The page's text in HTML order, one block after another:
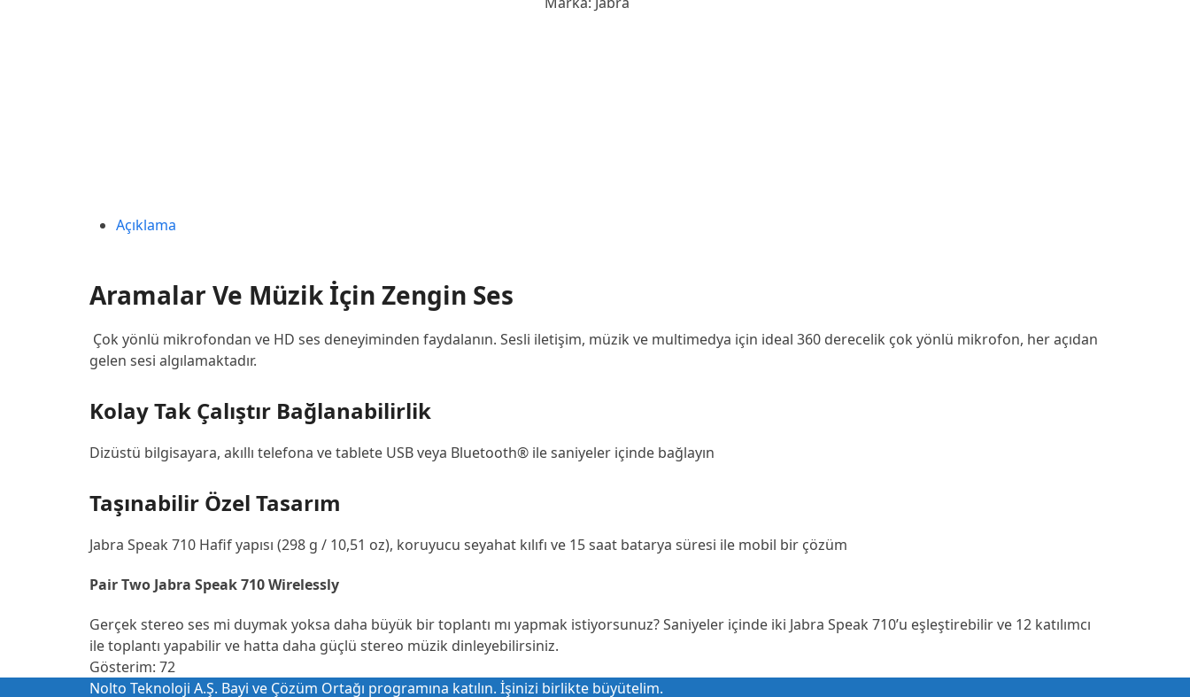
Açıklama
Aramalar Ve Müzik İçin Zengin Ses
Çok yönlü mikrofondan ve HD ses deneyiminden faydalanın. Sesli iletişim, müzik ve multimedya için ideal 360 derecelik çok yönlü mikrofon, her açıdan
gelen sesi algılamaktadır.
Kolay Tak Çalıştır Bağlanabilirlik
Dizüstü bilgisayara, akıllı telefona ve tablete USB veya Bluetooth® ile saniyeler içinde bağlayın
Taşınabilir Özel Tasarım
Jabra Speak 710 Hafif yapısı (298 g / 10,51 oz), koruyucu seyahat kılıfı ve 15 saat batarya süresi ile mobil bir çözüm
Pair Two Jabra Speak 710 Wirelessly
Gerçek stereo ses mi duymak yoksa daha büyük bir toplantı mı yapmak istiyorsunuz? Saniyeler içinde iki Jabra Speak 710’u eşleştirebilir ve 12 katılımcı
ile toplantı yapabilir ve hatta daha güçlü stereo müzik dinleyebilirsiniz.
Gösterim: 72
Nolto Teknoloji A.Ş. Bayi ve Çözüm Ortağı programına katılın. İşinizi birlikte büyütelim.